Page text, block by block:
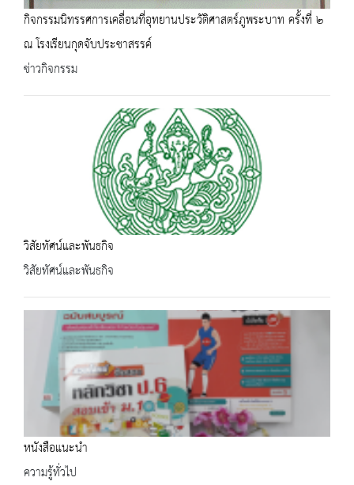
กิจกรรมนิทรรศการเคลื่อนที่อุทยานประวัติศาสตร์ภูพระบาท ครั้งที่ ๒
ณ โรงเรียนกุดจับประชาสรรค์
ข่าวกิจกรรม
วิสัยทัศน์และพันธกิจ
วิสัยทัศน์และพันธกิจ
หนังสือแนะนำ
ความรู้ทั่วไป